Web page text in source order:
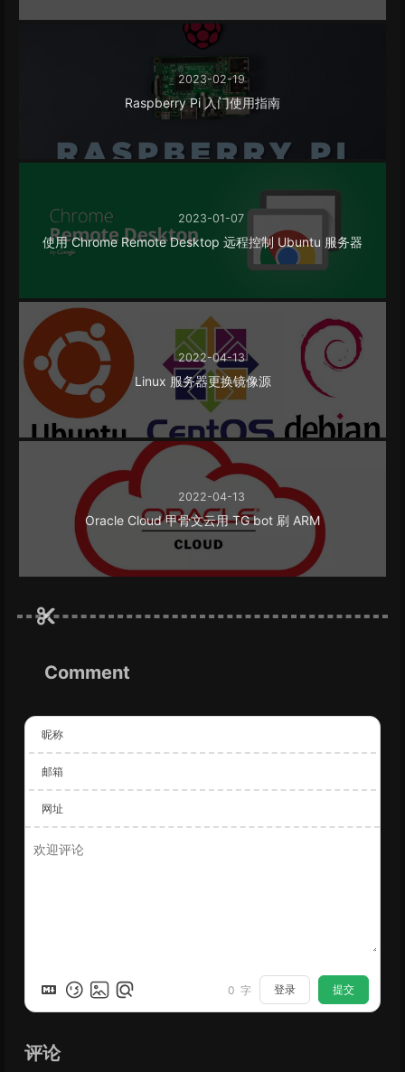
2023-02-19
Raspberry Pi 入门使用指南
2023-01-07
使用 Chrome Remote Desktop 远程控制 Ubuntu 服务器
2022-04-13
Linux 服务器更换镜像源
2022-04-13
Oracle Cloud 甲骨文云用 TG bot 刷 ARM
Comment
昵称
邮箱
网址
0 字 登录 提交
评论